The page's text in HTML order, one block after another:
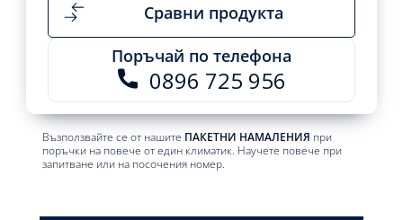
Сравни продукта
Поръчай по телефона
0896 725 956
Възползвайте се от нашите ПАКЕТНИ НАМАЛЕНИЯ при
поръчки на повече от един климатик. Научете повече при
запитване или на посочения номер.